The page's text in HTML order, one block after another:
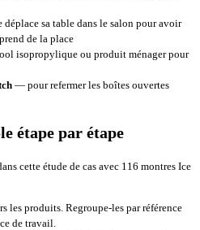
sa table dans le salon pour avoir
de la place
isopropylique ou produit ménager pour
— pour refermer les boîtes ouvertes
étape par étape
cette étude de cas avec 116 montres Ice
les produits. Regroupe-les par référence
de travail.